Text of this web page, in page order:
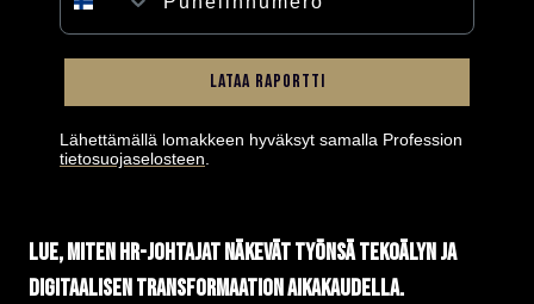
Lataa raportti
Lähettämällä lomakkeen hyväksyt samalla Profession
tietosuojaselosteen
Lue, miten HR-johtajat näkevät työnsä tekoälyn ja
digitaalisen transformaation aikakaudella.